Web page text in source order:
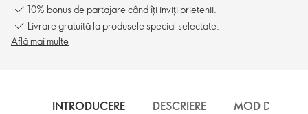
10% bonus de partajare când îți inviți prietenii.
Livrare gratuită la produsele special selectate.
Află mai multe
INTRODUCERE DESCRIERE MOD DE